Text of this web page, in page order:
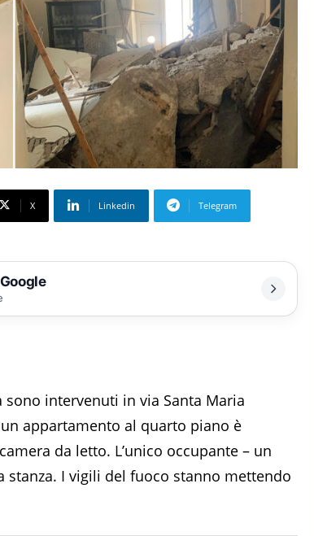
X Linkedin Telegram
intervenuti in via Santa Maria
appartamento al quarto piano è
da letto. L’unico occupante – un
stanza. I vigili del fuoco stanno mettendo